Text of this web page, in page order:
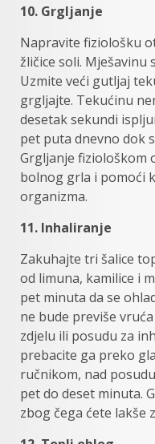
10. Grgljanje
Napravite fiziološku
žličice soli.
Uzmite veći gutljaj
grgljajte. Tekućinu
desetak sekundi
pet puta dnevno dok
Grgljanje fiziološkom
bolnog grla i pomoći
organizma.
11. Inhaliranje
Zakuhajte tri šalice
od limuna, kamilice i
pet minuta da se
ne bude previše
zdjelu ili posudu za
prebacite ga preko
ručnikom, nad
pet do deset minuta.
zbog čega ćete lakše